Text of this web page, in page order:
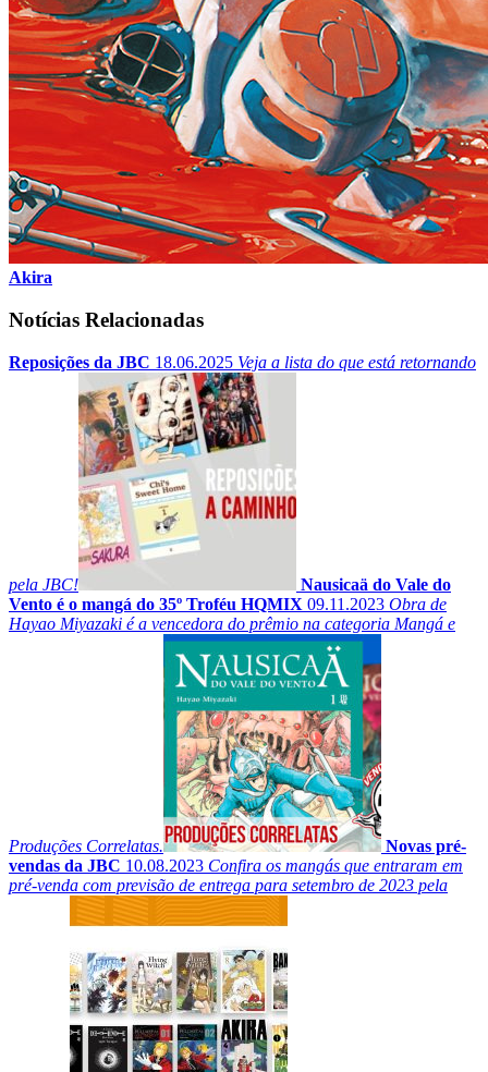
Akira
Notícias Relacionadas
Reposições da JBC 18.06.2025 Veja a lista do que está retornando
pela JBC!
Nausicaä do Vale do
Vento é o mangá do 35º Troféu HQMIX 09.11.2023 Obra de
Hayao Miyazaki é a vencedora do prêmio na categoria Mangá e
Produções Correlatas.
Novas pré-
vendas da JBC 10.08.2023 Confira os mangás que entraram em
pré-venda com previsão de entrega para setembro de 2023 pela